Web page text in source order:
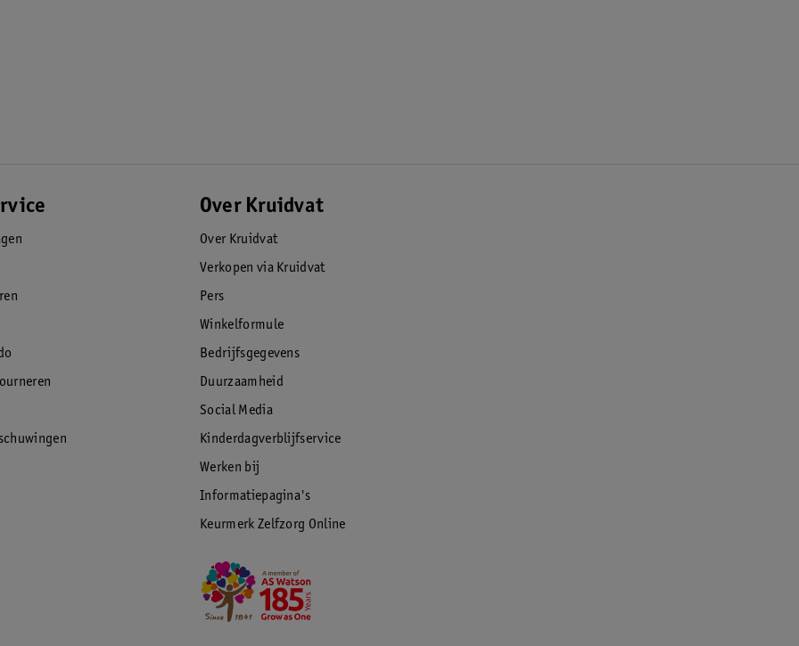
Over Kruidvat
Over Kruidvat
Verkopen via Kruidvat
Pers
Winkelformule
Bedrijfsgegevens
Duurzaamheid
Social Media
Kinderdagverblijfservice
Werken bij
Informatiepagina's
Keurmerk Zelfzorg Online